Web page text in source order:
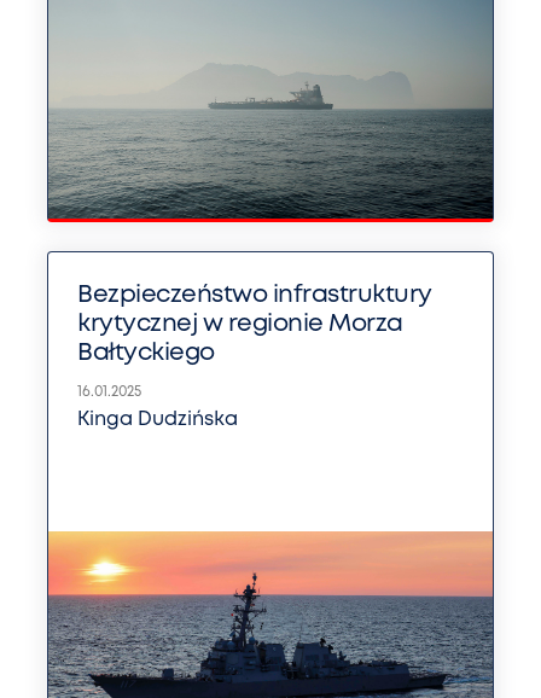
Bezpieczeństwo infrastruktury
krytycznej w regionie Morza
Bałtyckiego
16.01.2025
Kinga Dudzińska